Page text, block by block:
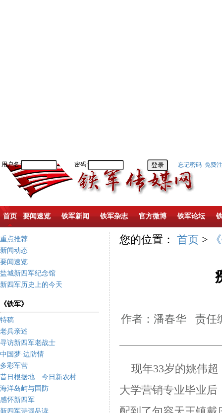
用户名: 密码: 忘记密码 免费
首页 要闻速览 铁军新闻 铁军杂志 官方微博 铁军论坛
重点推荐
新闻动态
要闻速览
盐城新四军纪念馆
新四军历史上的今天
《铁军》
特稿
老兵亲述
寻访新四军老战士
中国梦·边防情
多彩军营
昔日根据地 今日新农村
海洋岛屿与国防
感怀新四军
新四军诗词品读
您的位置： 首页 >
作者：潘春华 责任
现年33岁的姚伟超
大学营销专业毕业后